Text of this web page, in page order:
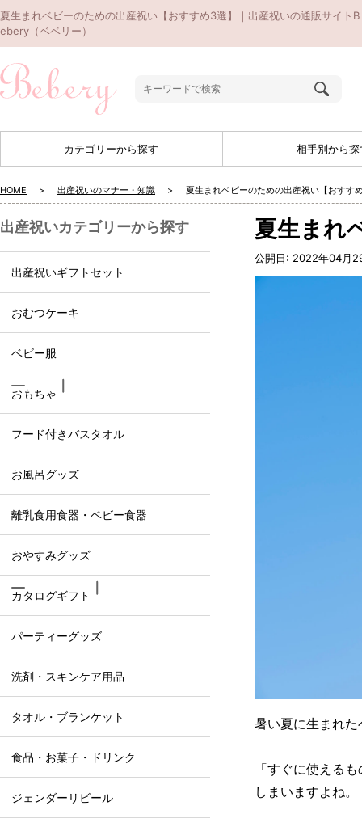
夏生まれベビーのための出産祝い【おすすめ3選】｜出産祝いの通販サイトB
ebery（ベベリー）
カテゴリーから探す 相手別から探
HOME 出産祝いのマナー・知識 夏生まれベビーのための出産祝い【おすす
夏生まれ
公開日: 2022年04月
暑い夏に生まれ
「すぐに使える
しまいますよね。
出産祝いカテゴリーから探す
出産祝いギフトセット
おむつケーキ
ベビー服
おもちゃ
フード付きバスタオル
お風呂グッズ
離乳食用食器・ベビー食器
おやすみグッズ
カタログギフト
パーティーグッズ
洗剤・スキンケア用品
タオル・ブランケット
食品・お菓子・ドリンク
ジェンダーリビール